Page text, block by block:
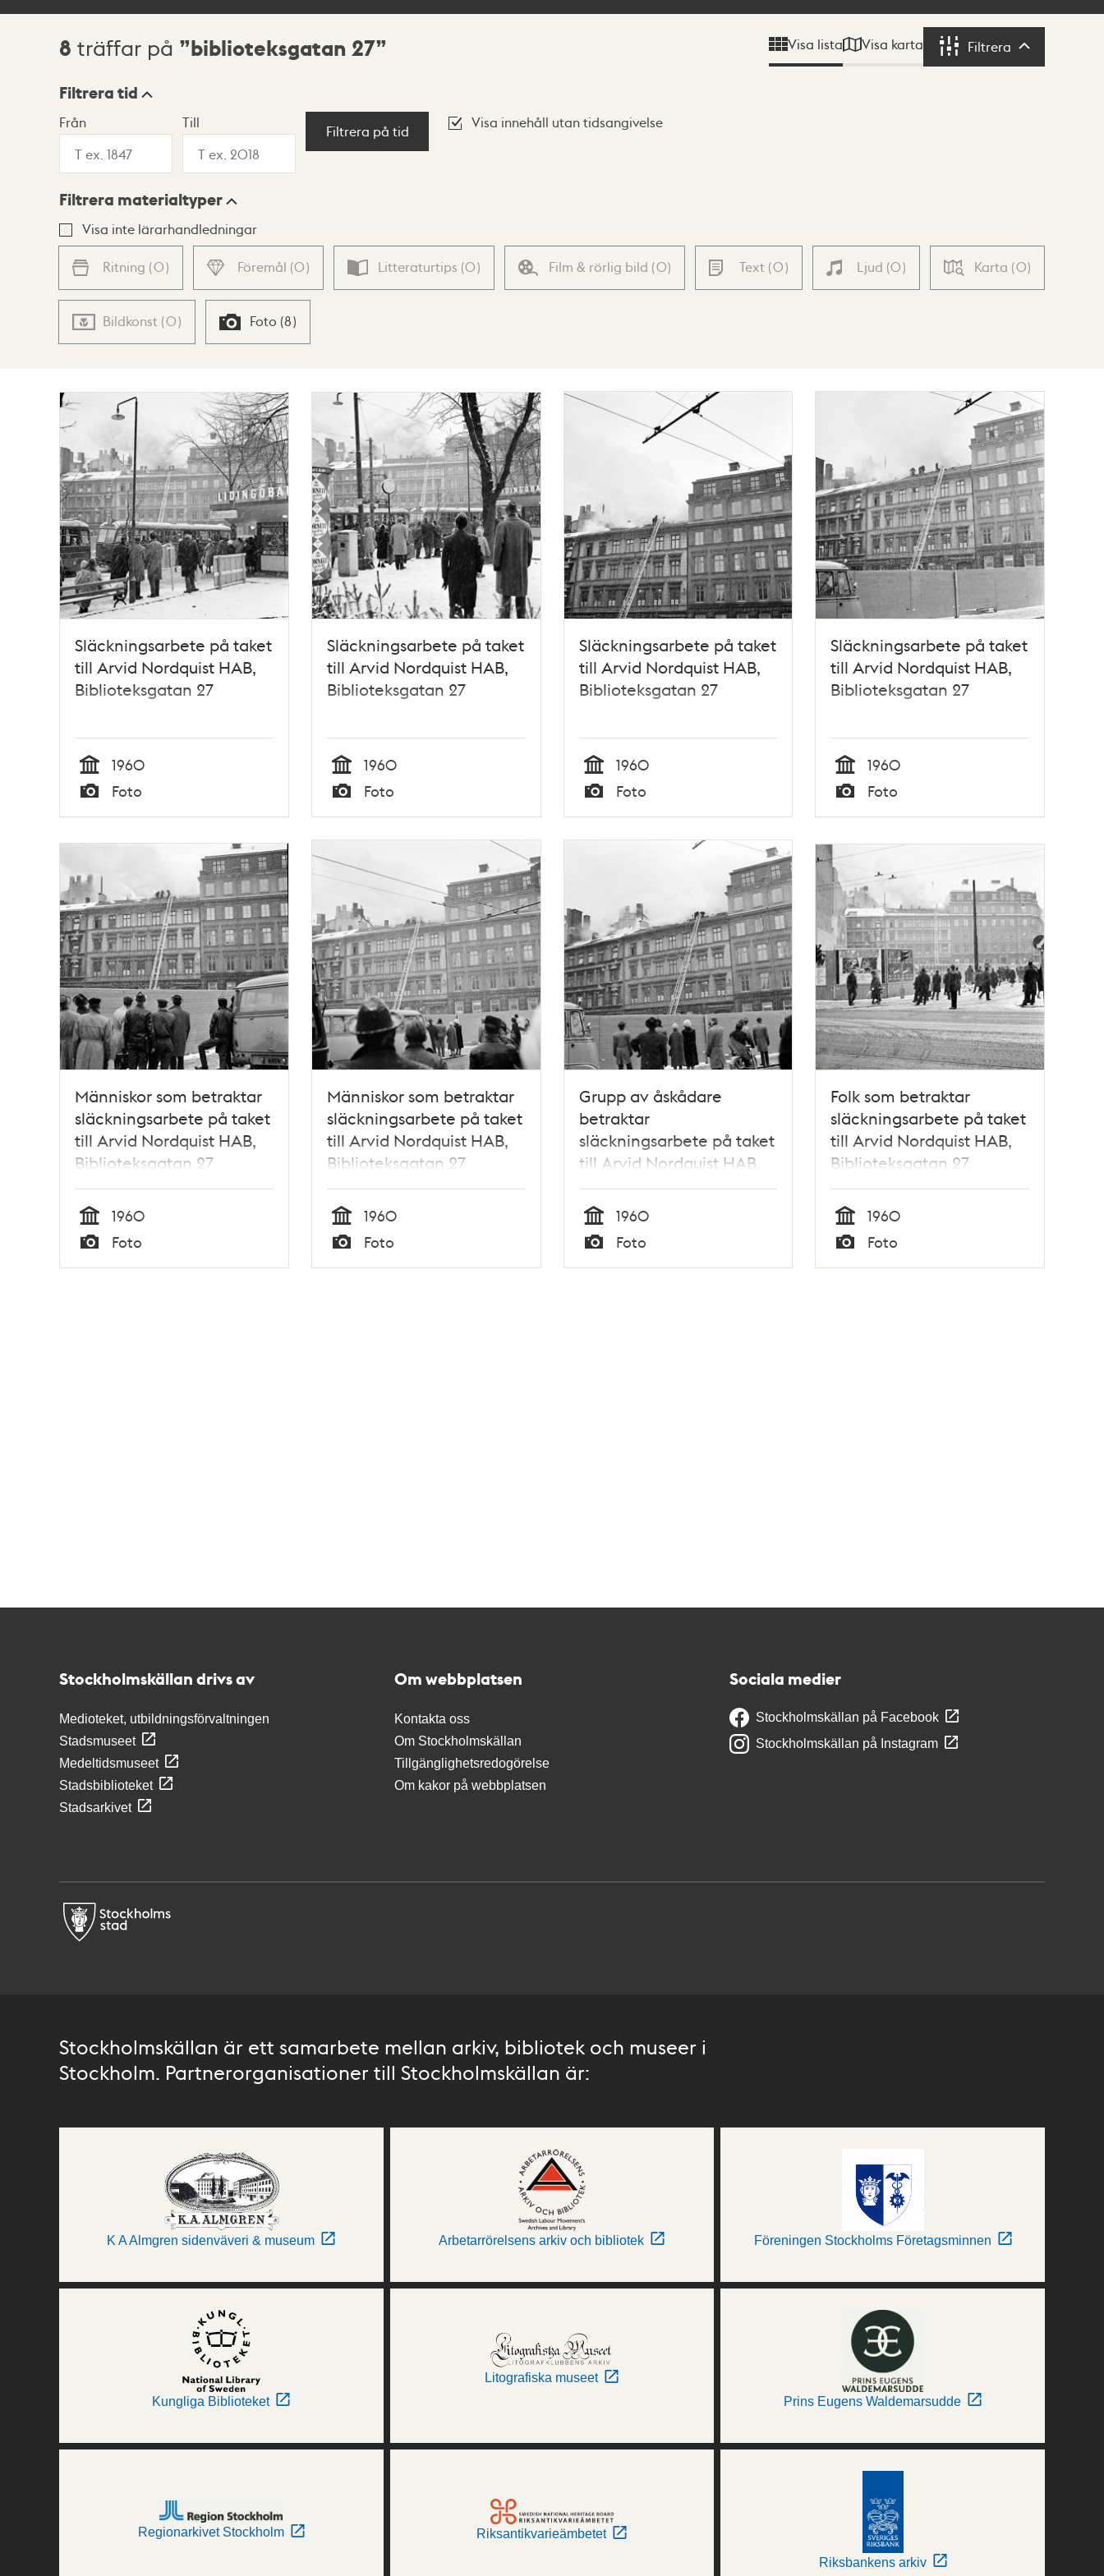
Sökresultat
8 träffar på biblioteksgatan 27 Visa lista Visa karta Filtrera Filtrera
Visningsläge
Lista Karta
Filtrera tid
Från Till
Filtrera på tid
Visa innehåll utan tidsangivelse
Filtrera materialtyper
Visa inte lärarhandledningar
Ritning (0) Föremål (0) Litteraturtips (0) Film & rörlig bild (0) Text (0) Ljud (0) Karta (0)
Bildkonst (0) Foto (8)
Släckningsarbete på taket
till Arvid Nordquist HAB,
Biblioteksgatan 27
Tid
1960
Typ
Foto
Släckningsarbete på taket
till Arvid Nordquist HAB,
Biblioteksgatan 27
Tid
1960
Typ
Foto
Släckningsarbete på taket
till Arvid Nordquist HAB,
Biblioteksgatan 27
Tid
1960
Typ
Foto
Släckningsarbete på taket
till Arvid Nordquist HAB,
Biblioteksgatan 27
Tid
1960
Typ
Foto
Människor som betraktar
släckningsarbete på taket
till Arvid Nordquist HAB,
Biblioteksgatan 27
Tid
1960
Typ
Foto
Människor som betraktar
släckningsarbete på taket
till Arvid Nordquist HAB,
Biblioteksgatan 27
Tid
1960
Typ
Foto
Grupp av åskådare
betraktar
släckningsarbete på taket
till Arvid Nordquist HAB,
Biblioteksgatan 27
Tid
1960
Typ
Foto
Folk som betraktar
släckningsarbete på taket
till Arvid Nordquist HAB,
Biblioteksgatan 27.
Korsningen Sturegatan -
Humlegårdsgatan
Tid
1960
Typ
Foto
Stockholmskällan drivs av
Medioteket, utbildningsförvaltningen
Stadsmuseet
Medeltidsmuseet
Stadsbiblioteket
Stadsarkivet
Om webbplatsen
Kontakta oss
Om Stockholmskällan
Tillgänglighetsredogörelse
Om kakor på webbplatsen
Sociala medier
Stockholmskällan på Facebook
Stockholmskällan på Instagram
Stockholmskällan är ett samarbete mellan arkiv, bibliotek och museer i
Stockholm. Partnerorganisationer till Stockholmskällan är:
K A Almgren sidenväveri & museum Arbetarrörelsens arkiv och bibliotek Föreningen Stockholms Företagsminnen
Kungliga Biblioteket
Litografiska museet
Prins Eugens Waldemarsudde
Regionarkivet Stockholm Riksantikvarieämbetet
Riksbankens arkiv